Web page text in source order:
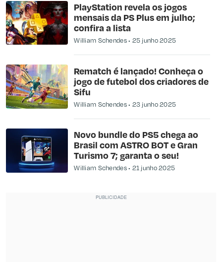
PlayStation revela os jogos
mensais da PS Plus em julho;
confira a lista
William Schendes 25 junho 2025
Rematch é lançado! Conheça o
jogo de futebol dos criadores de
Sifu
William Schendes 23 junho 2025
Novo bundle do PS5 chega ao
Brasil com ASTRO BOT e Gran
Turismo 7; garanta o seu!
William Schendes 21 junho 2025